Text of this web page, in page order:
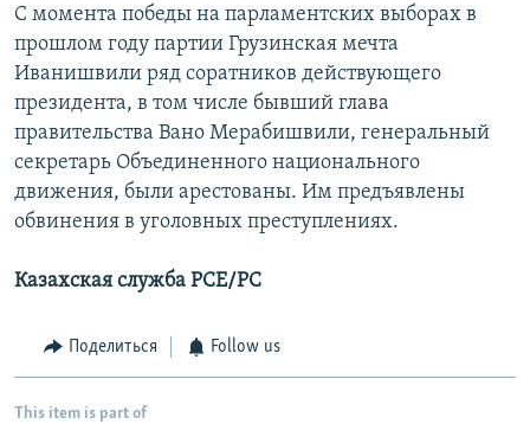
С момента победы на парламентских выборах в
прошлом году партии Грузинская мечта
Иванишвили ряд соратников действующего
президента, в том числе бывший глава
правительства Вано Мерабишвили, генеральный
секретарь Объединенного национального
движения, были арестованы. Им предъявлены
обвинения в уголовных преступлениях.
Казахская служба РСЕ/РС
Поделиться Follow us
This item is part of